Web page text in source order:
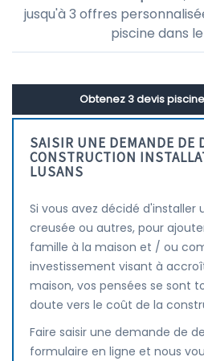
jusqu'à 3 offres
piscine dans
Obtenez 3 devis
SAISIR UNE DEMANDE DE
CONSTRUCTION
LUSANS
Si vous avez décidé d'installer
creusée ou autres, pour
famille à la maison et / ou
investissement visant à
maison, vos pensées se sont
doute vers le coût de la
Faire saisir une demande de
formulaire en ligne et nous